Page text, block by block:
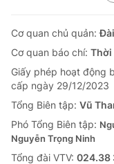
Cơ quan chủ quản:
Cơ quan báo chí: Thời
Giấy phép hoạt động
cấp ngày 29/12/2023
Tổng Biên tập: Vũ
Phó Tổng Biên tập:
Nguyễn Trọng Ninh
Tổng đài VTV: 024.38